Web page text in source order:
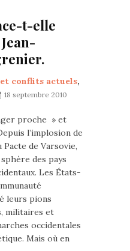
t-elle
conflits actuels,
18 septembre 2010
proche » et
l’implosion de
de Varsovie,
des pays
Les États-
leurs pions
militaires et
occidentales
Mais où en